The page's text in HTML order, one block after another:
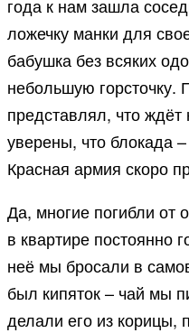
года к нам зашла
ложечку манки для
бабушка без всяких
небольшую горсточку.
представлял, что
уверены, что блокада
Красная армия скоро
Да, многие погибли от
в квартире постоянно
неё мы бросали в
был кипяток – чай мы
делали его из корицы,